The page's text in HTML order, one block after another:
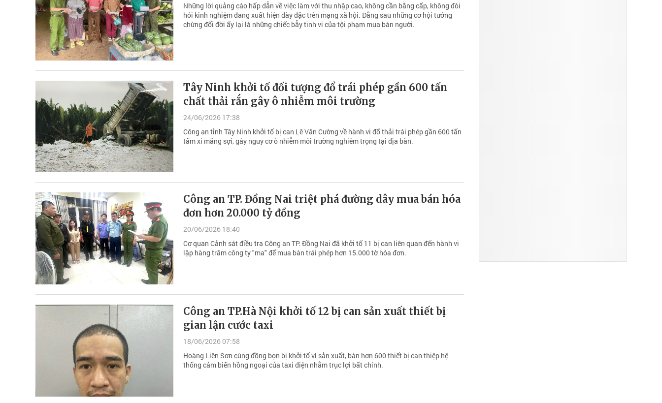
Những lời quảng cáo hấp dẫn về việc làm với thu nhập cao, không cần bằng cấp, không đòi
hỏi kinh nghiệm đang xuất hiện dày đặc trên mạng xã hội. Đằng sau những cơ hội tưởng
chừng đổi đời ấy lại là những chiếc bẫy tinh vi của tội phạm mua bán người.
Tây Ninh khởi tố đối tượng đổ trái phép gần 600 tấn
chất thải rắn gây ô nhiễm môi trường
24/06/2026 17:38
Công an tỉnh Tây Ninh khởi tố bị can Lê Văn Cường về hành vi đổ thải trái phép gần 600 tấn
tấm xi măng sợi, gây nguy cơ ô nhiễm môi trường nghiêm trọng tại địa bàn.
Công an TP. Đồng Nai triệt phá đường dây mua bán hóa
đơn hơn 20.000 tỷ đồng
20/06/2026 18:40
Cơ quan Cảnh sát điều tra Công an TP. Đồng Nai đã khởi tố 11 bị can liên quan đến hành vi
lập hàng trăm công ty "ma" để mua bán trái phép hơn 15.000 tờ hóa đơn.
Công an TP.Hà Nội khởi tố 12 bị can sản xuất thiết bị
gian lận cước taxi
18/06/2026 07:58
Hoàng Liên Sơn cùng đồng bọn bị khởi tố vì sản xuất, bán hơn 600 thiết bị can thiệp hệ
thống cảm biến hồng ngoại của taxi điện nhằm trục lợi bất chính.